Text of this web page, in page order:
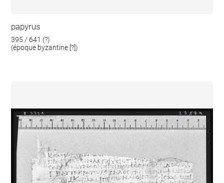
papyrus
395 / 641 (?)
(époque byzantine [?])